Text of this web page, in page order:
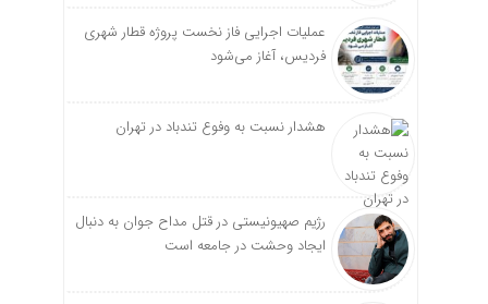
عملیات اجرایی فاز نخست پروژه قطار شهری
فردیس، آغاز می‌شود
هشدار نسبت به وفوع تندباد در تهران
رژیم صهیونیستی در قتل مداح جوان به دنبال
ایجاد وحشت در جامعه است